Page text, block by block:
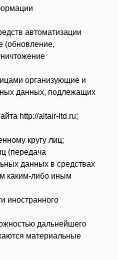
автоматизации
(обновление,
организующие и
данных, подлежащих
http://altair-ltd.ru;
кругу лиц;
(передача
данных в средствах
каким-либо иным
иностранного
дальнейшего
материальные